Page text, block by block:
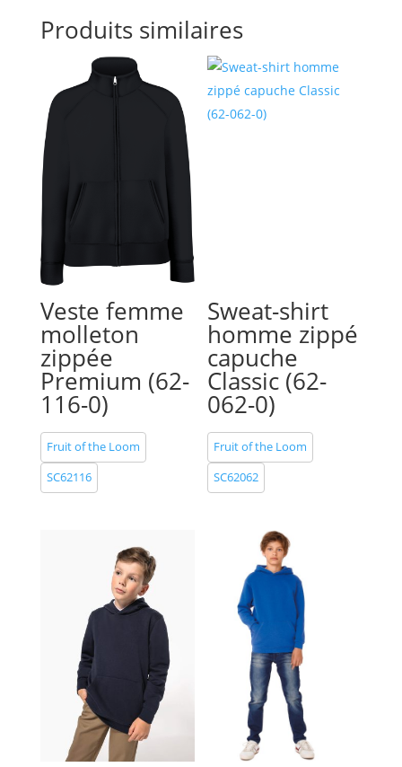
Produits similaires
Veste femme
molleton
zippée
Premium (62-
116-0)
Fruit of the Loom
SC62116
Sweat-shirt
homme zippé
capuche
Classic (62-
062-0)
Fruit of the Loom
SC62062